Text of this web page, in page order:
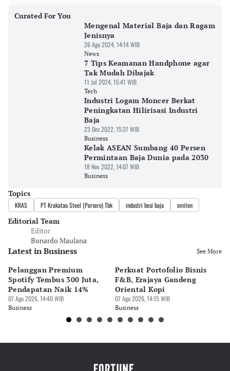
Curated For You
Mengenal Material Baja dan Ragam
Jenisnya
26 Agu 2024, 14:14 WIB
News
7 Tips Keamanan Handphone agar
Tak Mudah Dibajak
11 Jul 2024, 15:41 WIB
Tech
Industri Logam Moncer Berkat
Peningkatan Hilirisasi Industri
Baja
23 Des 2022, 15:37 WIB
Business
Kelak ASEAN Sumbang 40 Persen
Permintaan Baja Dunia pada 2030
18 Nov 2022, 14:07 WIB
Business
Topics
KRAS PT Krakatau Steel (Persero) Tbk industri besi baja emiten
Editorial Team
Editor
Bonardo Maulana
Latest in Business See More
Pelanggan Premium
Spotify Tembus 300 Juta,
Pendapatan Naik 14%
07 Agu 2026, 14:40 WIB
Business
Perkuat Portofolio Bisnis
F&B, Erajaya Gandeng
Oriental Kopi
07 Agu 2026, 14:15 WIB
Business